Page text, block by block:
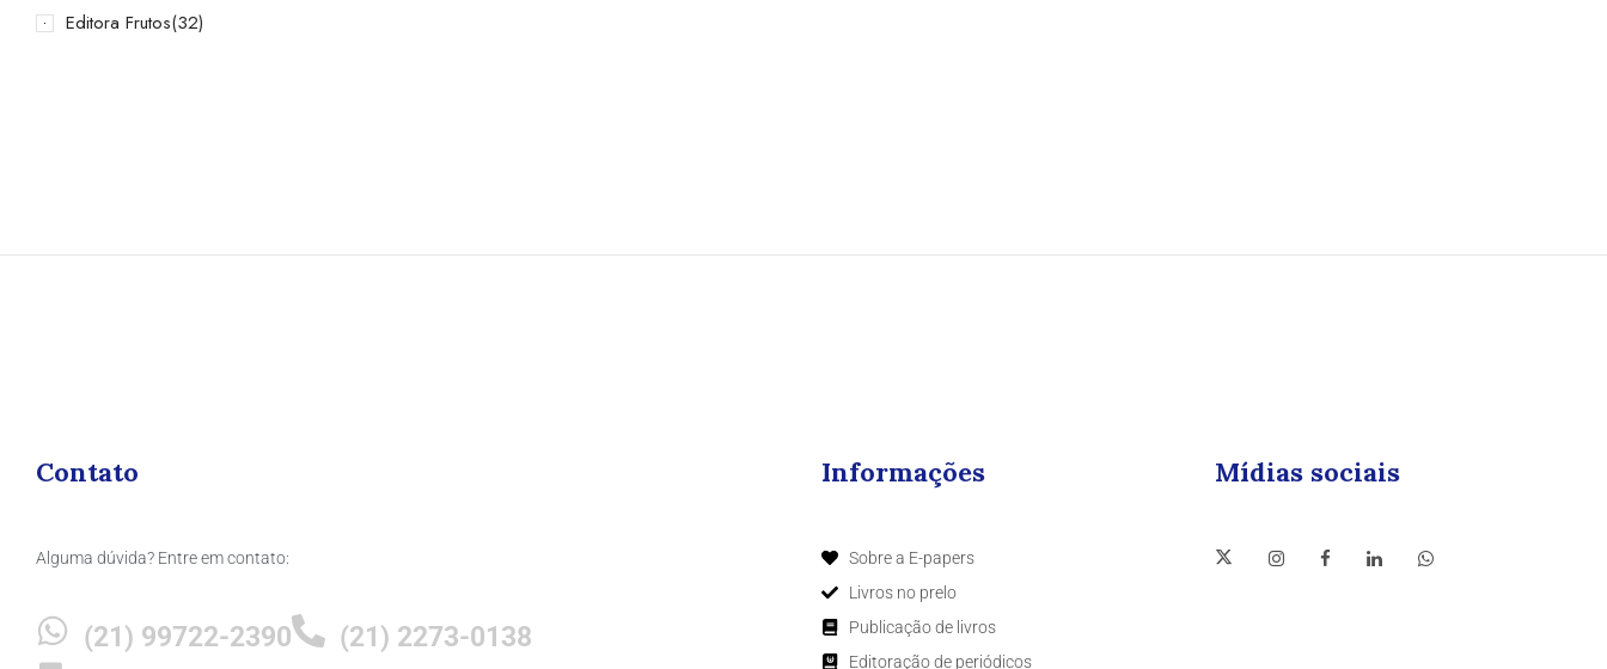
Editora Frutos(32)
Contato
Alguma dúvida? Entre em contato:
(21) 99722-2390
(21) 2273-0138
Informações
Sobre a E-papers
Livros no prelo
Publicação de livros
Editoração de periódicos
Mídias sociais